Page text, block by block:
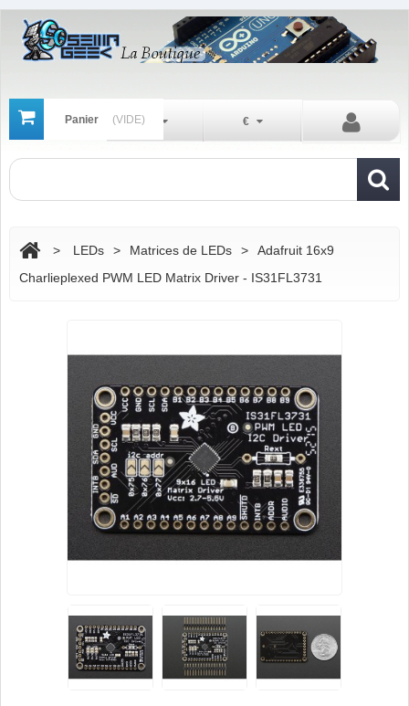
Panier (VIDE) €
Fr
> LEDs > Matrices de LEDs >
Adafruit 16x9
Charlieplexed PWM LED Matrix Driver - IS31FL3731